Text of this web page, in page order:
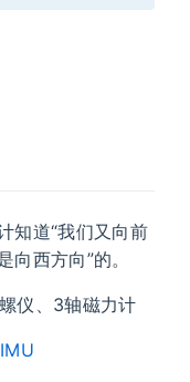
知道“我们又向前
向西方向”的。
仪、3轴磁力计